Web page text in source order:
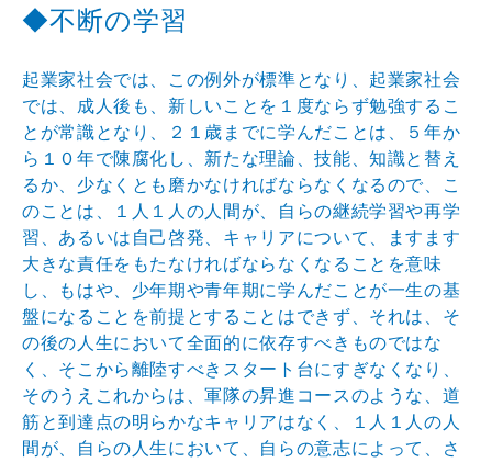
◆不断の学習
起業家社会では、この例外が標準となり、起業家社会
では、成人後も、新しいことを１度ならず勉強するこ
とが常識となり、２１歳までに学んだことは、５年か
ら１０年で陳腐化し、新たな理論、技能、知識と替え
るか、少なくとも磨かなければならなくなるので、こ
のことは、１人１人の人間が、自らの継続学習や再学
習、あるいは自己啓発、キャリアについて、ますます
大きな責任をもたなければならなくなることを意味
し、もはや、少年期や青年期に学んだことが一生の基
盤になることを前提とすることはできず、それは、そ
の後の人生において全面的に依存すべきものではな
く、そこから離陸すべきスタート台にすぎなくなり、
そのうえこれからは、軍隊の昇進コースのような、道
筋と到達点の明らかなキャリアはなく、１人１人の人
間が、自らの人生において、自らの意志によって、さ